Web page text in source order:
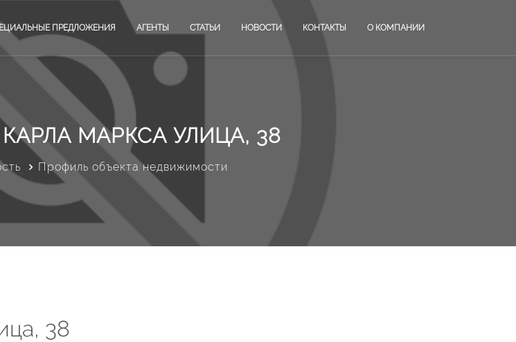
ПРЕДЛОЖЕНИЯ АГЕНТЫ СТАТЬИ НОВОСТИ КОНТАКТЫ О КОМПАНИИ
МАРКСА УЛИЦА, 38
Профиль объекта недвижимости
38